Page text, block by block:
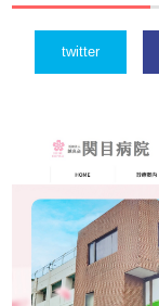
twitter